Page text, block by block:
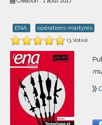
ENA opérations-martyres
(3 Votes)
〉〉